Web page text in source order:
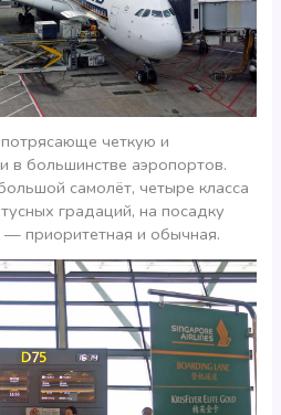
четкую и
в большинстве аэропортов.
самолёт, четыре класса
градаций, на посадку
приоритетная и обычная.